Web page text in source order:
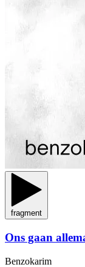
fragment
Ons gaan
Benzokarim